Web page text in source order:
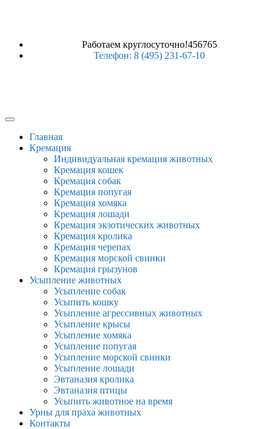
Работаем круглосуточно!456765
Телефон: 8 (495) 231-67-10
Главная
Кремация
Индивидуальная кремация животных
Кремация кошек
Кремация собак
Кремация попугая
Кремация хомяка
Кремация лошади
Кремация экзотических животных
Кремация кролика
Кремация черепах
Кремация морской свинки
Кремация грызунов
Усыпление животных
Усыпление собак
Усыпить кошку
Усыпление агрессивных животных
Усыпление крысы
Усыпление хомяка
Усыпление попугая
Усыпление морской свинки
Усыпление лошади
Эвтаназия кролика
Эвтаназия птицы
Усыпить животное на время
Урны для праха животных
Контакты